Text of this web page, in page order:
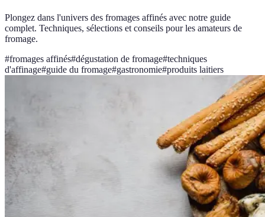
Plongez dans l'univers des fromages affinés avec notre guide
complet. Techniques, sélections et conseils pour les amateurs de
fromage.
#fromages affinés#dégustation de fromage#techniques
d'affinage#guide du fromage#gastronomie#produits laitiers